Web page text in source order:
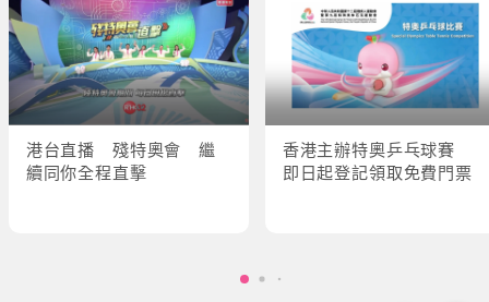
港台直播 殘特奧會 繼
續同你全程直擊
香港主辦特奧乒乓球賽
即日起登記領取免費門票